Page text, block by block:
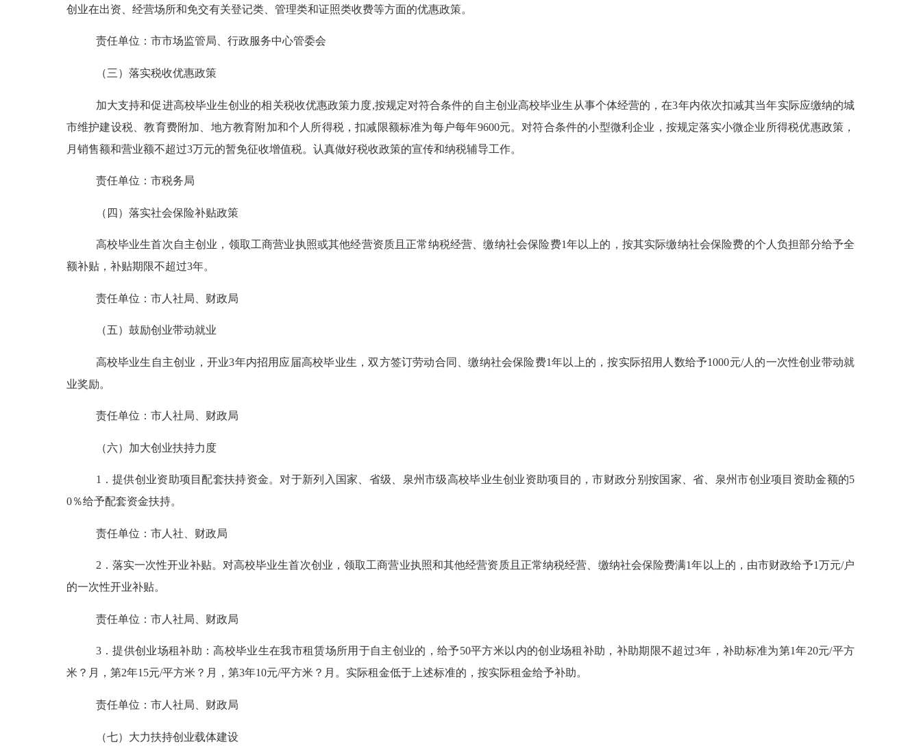
创业在出资、经营场所和免交有关登记类、管理类和证照类收费等方面的优惠政策。
责任单位：市市场监管局、行政服务中心管委会
（三）落实税收优惠政策
加大支持和促进高校毕业生创业的相关税收优惠政策力度,按规定对符合条件的自主创业高校毕业生从事个体经营的，在3年内依次扣减其当年实际应缴纳的城
市维护建设税、教育费附加、地方教育附加和个人所得税，扣减限额标准为每户每年9600元。对符合条件的小型微利企业，按规定落实小微企业所得税优惠政策，
月销售额和营业额不超过3万元的暂免征收增值税。认真做好税收政策的宣传和纳税辅导工作。
责任单位：市税务局
（四）落实社会保险补贴政策
高校毕业生首次自主创业，领取工商营业执照或其他经营资质且正常纳税经营、缴纳社会保险费1年以上的，按其实际缴纳社会保险费的个人负担部分给予全
额补贴，补贴期限不超过3年。
责任单位：市人社局、财政局
（五）鼓励创业带动就业
高校毕业生自主创业，开业3年内招用应届高校毕业生，双方签订劳动合同、缴纳社会保险费1年以上的，按实际招用人数给予1000元/人的一次性创业带动就
业奖励。
责任单位：市人社局、财政局
（六）加大创业扶持力度
1．提供创业资助项目配套扶持资金。对于新列入国家、省级、泉州市级高校毕业生创业资助项目的，市财政分别按国家、省、泉州市创业项目资助金额的5
0％给予配套资金扶持。
责任单位：市人社、财政局
2．落实一次性开业补贴。对高校毕业生首次创业，领取工商营业执照和其他经营资质且正常纳税经营、缴纳社会保险费满1年以上的，由市财政给予1万元/户
的一次性开业补贴。
责任单位：市人社局、财政局
3．提供创业场租补助：高校毕业生在我市租赁场所用于自主创业的，给予50平方米以内的创业场租补助，补助期限不超过3年，补助标准为第1年20元/平方
米？ 月，第2年15元/平方米？ 月，第3年10元/平方米？月。实际租金低于上述标准的，按实际租金给予补助。
责任单位：市人社局、财政局
（七）大力扶持创业载体建设